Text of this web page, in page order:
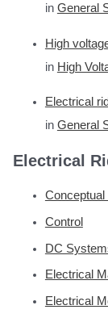
in General
High
in High
Electrical
in General
Electrical
Conceptual
Control
DC
Electrical
Electrical